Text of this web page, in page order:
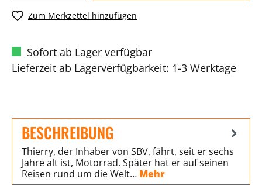
Zum Merkzettel hinzufügen
Sofort ab Lager verfügbar
Lieferzeit ab Lagerverfügbarkeit: 1-3 Werktage
BESCHREIBUNG
Thierry, der Inhaber von SBV, fährt, seit er sechs
Jahre alt ist, Motorrad. Später hat er auf seinen
Reisen rund um die Welt… Mehr